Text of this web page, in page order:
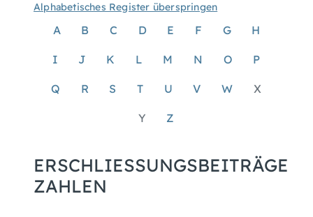
Alphabetisches Register überspringen
A B C D E F G H
I J K L M N O P
Q R S T U V W X
Y Z
ERSCHLIESSUNGSBEITRÄGE Z
AHLEN